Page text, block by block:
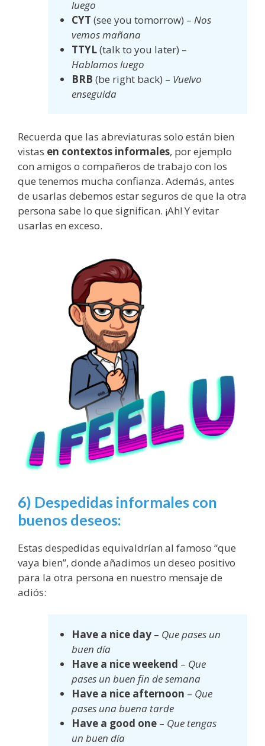
luego
CYT(see you tomorrow) –Nos
vemos mañana
TTYL(talk to you later) –
Hablamos luego
BRB(be right back) – Vuelvo
enseguida
Recuerda que las abreviaturas solo están bien
vistas en contextos informales, por ejemplo
con amigos o compañeros de trabajo con los
que tenemos mucha confianza. Además, antes
de usarlas debemos estar seguros de que la otra
persona sabe lo que significan. ¡Ah! Y evitar
usarlas en exceso.
6) Despedidas informales con
buenos deseos:
Estas despedidas equivaldrían al famoso “que
vaya bien”, donde añadimos un deseo positivo
para la otra persona en nuestro mensaje de
adiós:
Have a nice day – Que pases un
buen día
Have a nice weekend – Que
pases un buen fin de semana
Have a nice afternoon – Que
pases una buena tarde
Have a good one – Que tengas
un buen día